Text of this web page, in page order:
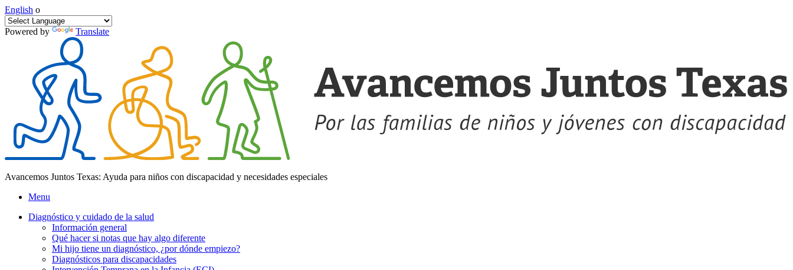
English o
Powered by Translate
Avancemos Juntos Texas: Ayuda para niños con discapacidad y necesidades especiales
Menu
Diagnóstico y cuidado de la salud
Información general
Qué hacer si notas que hay algo diferente
Mi hijo tiene un diagnóstico, ¿por dónde empiezo?
Diagnósticos para discapacidades